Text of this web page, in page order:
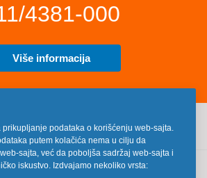
4381-000
Više informacija
prikupljanje podataka o korišćenju web-sajta.
putem kolačića nema u cilju da
sajta, već da poboljša sadržaj web-sajta i
iskustvo. Izdvajamo nekoliko vrsta: